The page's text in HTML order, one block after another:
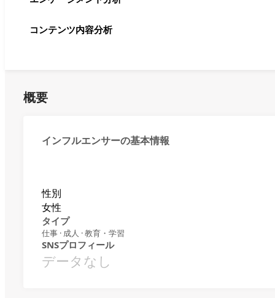
コンテンツ内容分析
概要
インフルエンサーの基本情報
性別
女性
タイプ
仕事 · 成人 · 教育・学習
SNSプロフィール
データなし